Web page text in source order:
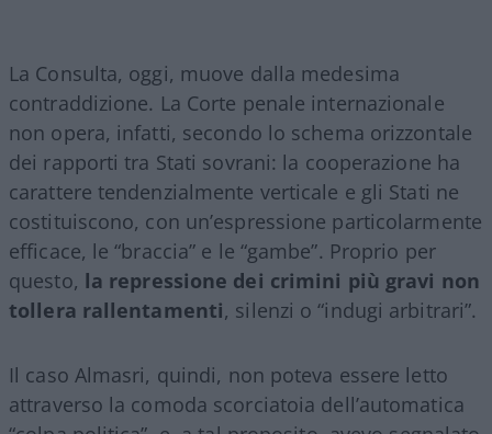
La Consulta, oggi, muove dalla medesima
contraddizione. La Corte penale internazionale
non opera, infatti, secondo lo schema orizzontale
dei rapporti tra Stati sovrani: la cooperazione ha
carattere tendenzialmente verticale e gli Stati ne
costituiscono, con un’espressione particolarmente
efficace, le “braccia” e le “gambe”. Proprio per
questo, la repressione dei crimini più gravi non
tollera rallentamenti, silenzi o “indugi arbitrari”.
Il caso Almasri, quindi, non poteva essere letto
attraverso la comoda scorciatoia dell’automatica